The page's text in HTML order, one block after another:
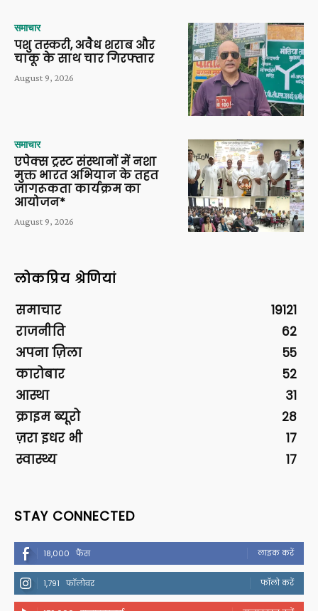
समाचार
पशु तस्करी, अवैध शराब और
चाकू के साथ चार गिरफ्तार
August 9, 2026
समाचार
एपेक्स ट्रस्ट संस्थानों में नशा
मुक्त भारत अभियान के तहत
जागरूकता कार्यक्रम का
आयोजन*
August 9, 2026
लोकप्रिय श्रेणियां
समाचार
19121
राजनीति
62
अपना ज़िला
55
कारोबार
52
आस्था
31
क्राइम ब्यूरो
28
ज़रा इधर भी
17
स्वास्थ्य
17
STAY CONNECTED
18,000 फैंस लाइक करें
1,791 फॉलोवर फॉलो करें